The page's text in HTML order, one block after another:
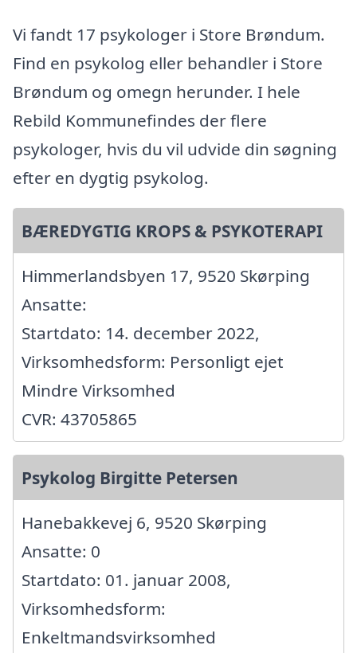
Vi fandt 17 psykologer i Store Brøndum.
Find en psykolog eller behandler i Store
Brøndum og omegn herunder. I hele
Rebild Kommunefindes der flere
psykologer, hvis du vil udvide din søgning
efter en dygtig psykolog.
BÆREDYGTIG KROPS & PSYKOTERAPI
Himmerlandsbyen 17, 9520 Skørping
Ansatte:
Startdato: 14. december 2022,
Virksomhedsform: Personligt ejet
Mindre Virksomhed
CVR: 43705865
Psykolog Birgitte Petersen
Hanebakkevej 6, 9520 Skørping
Ansatte: 0
Startdato: 01. januar 2008,
Virksomhedsform:
Enkeltmandsvirksomhed